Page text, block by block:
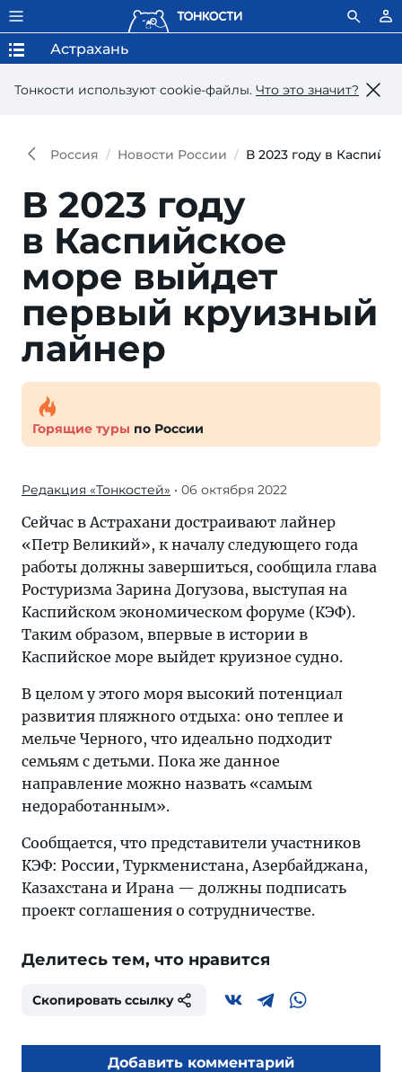
Тонкости используют сookie-файлы. Что это значит?
Астрахань
Россия Новости России В 2023 году в
В 2023 году
в Каспийское
море выйдет
первый круизный
лайнер
Горящие туры по России
Редакция «Тонкостей» • 06 октября 2022
Сейчас в Астрахани достраивают лайнер
«Петр Великий», к началу следующего года
работы должны завершиться, сообщила глава
Ростуризма Зарина Догузова, выступая на
Каспийском экономическом форуме (КЭФ).
Таким образом, впервые в истории в
Каспийское море выйдет круизное судно.
В целом у этого моря высокий потенциал
развития пляжного отдыха: оно теплее и
мельче Черного, что идеально подходит
семьям с детьми. Пока же данное
направление можно назвать «самым
недоработанным».
Сообщается, что представители участников
КЭФ: России, Туркменистана, Азербайджана,
Казахстана и Ирана — должны подписать
проект соглашения о сотрудничестве.
Делитесь тем, что нравится
Скопировать ссылку
Добавить комментарий